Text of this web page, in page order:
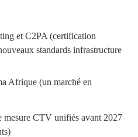
et C2PA (certification
standards infrastructure
Afrique (un marché en
mesure CTV unifiés avant 2027